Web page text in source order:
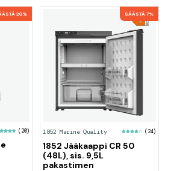
20%
(20)
SÄÄSTÄ 7%
1852 Marine Quality (24)
1852 Jääkaappi CR 50
(48L), sis. 9,5L
pakastimen